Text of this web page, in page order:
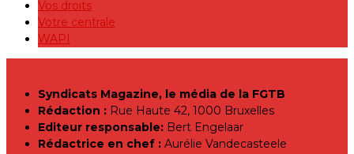
Vos droits
Votre centrale
WAPI
Syndicats Magazine, le média de la FGTB
Rédaction : Rue Haute 42, 1000 Bruxelles
Editeur responsable: Bert Engelaar
Rédactrice en chef : Aurélie Vandecasteele